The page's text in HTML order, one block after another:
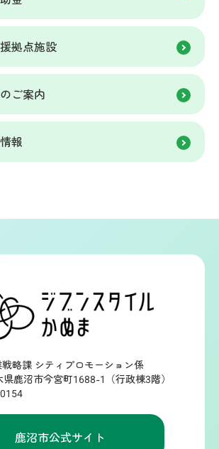
拠点施設
ご案内
報
略課 シティプロモーション係
鹿沼市今宮町1688-1（行政棟3階）
鹿沼市公式サイト